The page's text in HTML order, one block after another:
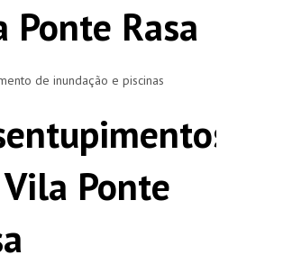
Ponte Rasa
de inundação e piscinas
Ponte